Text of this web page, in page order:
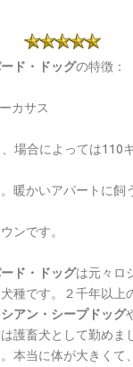
ド・ドッグの特徴：
カサス
合によっては110キ
暖かいアパートに飼
ンです。
ド・ドッグは元々ロ
種です。２千年以上
アン・シープドッグ
護畜犬として勤めま
本当に体が大きくて